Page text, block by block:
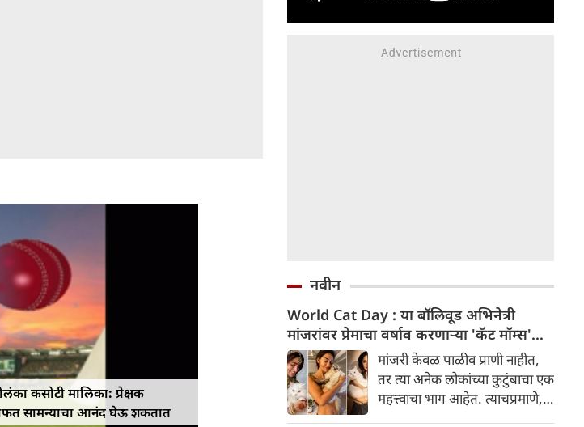
कसोटी मालिका: प्रेक्षक
सामन्याचा आनंद घेऊ शकतात
नवीन
World Cat Day : या बॉलिवूड अभिनेत्री
मांजरांवर प्रेमाचा वर्षाव करणाऱ्या 'कॅट मॉम्स'
आहेत
मांजरी केवळ पाळीव प्राणी नाहीत,
तर त्या अनेक लोकांच्या कुटुंबाचा एक
महत्त्वाचा भाग आहेत. त्याचप्रमाणे,